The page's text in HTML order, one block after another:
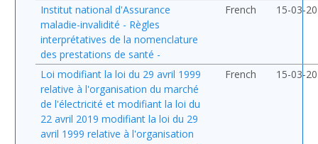
Institut national d'Assurance
maladie-invalidité - Règles
interprétatives de la nomenclature
des prestations de santé -
French 15-03-
Loi modifiant la loi du 29 avril 1999
relative à l'organisation du marché
de l'électricité et modifiant la loi du
22 avril 2019 modifiant la loi du 29
avril 1999 relative à l'organisation
French 15-03-